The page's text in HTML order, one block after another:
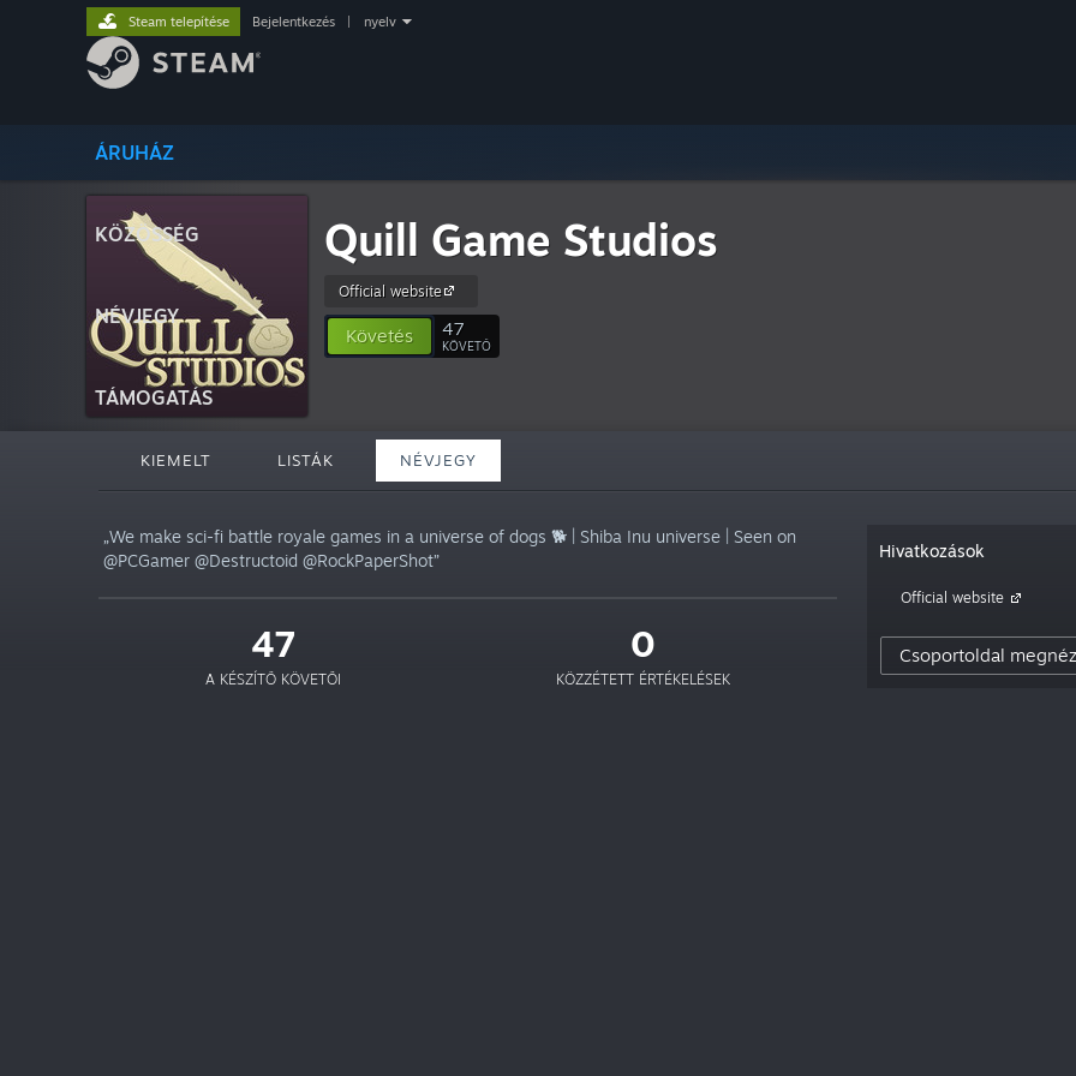
ÁRUHÁZ
KÖZÖSSÉG
NÉVJEGY
TÁMOGATÁS
Steam telepítése Bejelentkezés nyelv
Quill Game Studios
Official website
Követés 47
KÖVETŐ
KIEMELT LISTÁK NÉVJEGY
„We make sci-fi battle royale games in a universe of dogs 🐕 | Shiba Inu universe | Seen on
@PCGamer @Destructoid @RockPaperShot”
47
A KÉSZÍTŐ KÖVETŐI
0
KÖZZÉTETT ÉRTÉKELÉSEK
Hivatkozások
Official website
Csoportoldal